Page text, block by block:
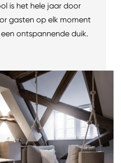
is het hele jaar door
gasten op elk moment
ontspannende duik.